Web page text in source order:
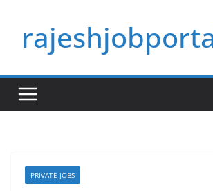
content
PRIVATE JOBS